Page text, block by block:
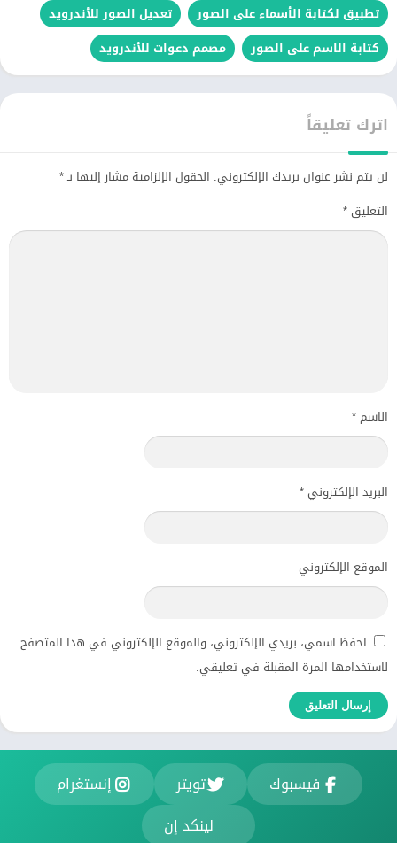
تطبيق لكتابة الأسماء على الصور
تعديل الصور للأندرويد
كتابة الاسم على الصور
مصمم دعوات للأندرويد
اترك تعليقاً
لن يتم نشر عنوان بريدك الإلكتروني. الحقول الإلزامية مشار إليها بـ*
التعليق *
الاسم*
البريد الإلكتروني *
الموقع الإلكتروني
احفظ اسمي، بريدي الإلكتروني، والموقع الإلكتروني في هذا المتصفح
لاستخدامها المرة المقبلة في تعليقي.
فيسبوك تويتر
إنستغرام
لينكد إن